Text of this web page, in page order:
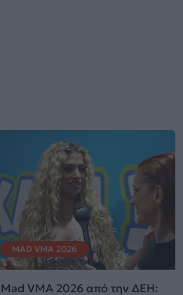
MAD VMA 2026
Mad VMA 2026 από την ΔΕΗ: